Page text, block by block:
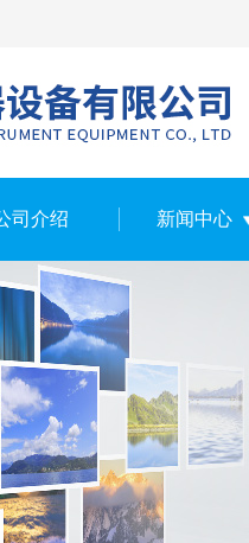
司介绍 新闻中心